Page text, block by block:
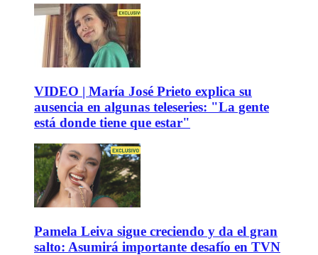
VIDEO | María José Prieto explica su
ausencia en algunas teleseries: "La gente
está donde tiene que estar"
Pamela Leiva sigue creciendo y da el gran
salto: Asumirá importante desafío en TVN